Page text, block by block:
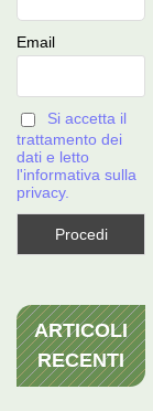
Email
Si accetta il
trattamento dei
dati e letto
l'informativa sulla
privacy.
ARTICOLI
RECENTI